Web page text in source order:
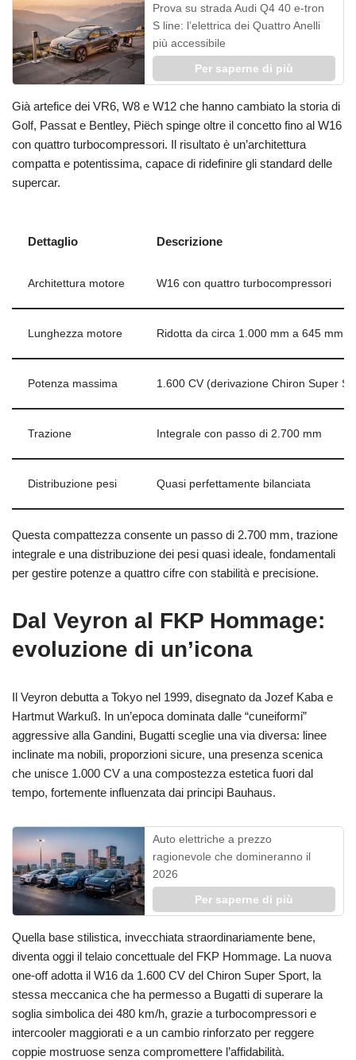
Prova su strada Audi Q4 40 e-tron
S line: l’elettrica dei Quattro Anelli
più accessibile
Per saperne di più
Già artefice dei VR6, W8 e W12 che hanno cambiato la storia di
Golf, Passat e Bentley, Piëch spinge oltre il concetto fino al W16
con quattro turbocompressori. Il risultato è un’architettura
compatta e potentissima, capace di ridefinire gli standard delle
supercar.
Dettaglio Descrizione
Architettura motore W16 con quattro turbocompressori
Lunghezza motore Ridotta da circa 1.000 mm a 645 mm
Potenza massima 1.600 CV (derivazione Chiron Super
Trazione Integrale con passo di 2.700 mm
Distribuzione pesi Quasi perfettamente bilanciata
Questa compattezza consente un passo di 2.700 mm, trazione
integrale e una distribuzione dei pesi quasi ideale, fondamentali
per gestire potenze a quattro cifre con stabilità e precisione.
Dal Veyron al FKP Hommage:
evoluzione di un’icona
Il Veyron debutta a Tokyo nel 1999, disegnato da Jozef Kaba e
Hartmut Warkuß. In un’epoca dominata dalle “cuneiformi”
aggressive alla Gandini, Bugatti sceglie una via diversa: linee
inclinate ma nobili, proporzioni sicure, una presenza scenica
che unisce 1.000 CV a una compostezza estetica fuori dal
tempo, fortemente influenzata dai principi Bauhaus.
Auto elettriche a prezzo
ragionevole che domineranno il
2026
Per saperne di più
Quella base stilistica, invecchiata straordinariamente bene,
diventa oggi il telaio concettuale del FKP Hommage. La nuova
one-off adotta il W16 da 1.600 CV del Chiron Super Sport, la
stessa meccanica che ha permesso a Bugatti di superare la
soglia simbolica dei 480 km/h, grazie a turbocompressori e
intercooler maggiorati e a un cambio rinforzato per reggere
coppie mostruose senza compromettere l’affidabilità.